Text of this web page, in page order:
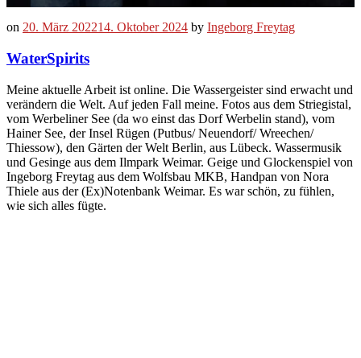
on 20. März 202214. Oktober 2024 by Ingeborg Freytag
WaterSpirits
Meine aktuelle Arbeit ist online. Die Wassergeister sind erwacht und
verändern die Welt. Auf jeden Fall meine. Fotos aus dem Striegistal,
vom Werbeliner See (da wo einst das Dorf Werbelin stand), vom
Hainer See, der Insel Rügen (Putbus/ Neuendorf/ Wreechen/
Thiessow), den Gärten der Welt Berlin, aus Lübeck. Wassermusik
und Gesinge aus dem Ilmpark Weimar. Geige und Glockenspiel von
Ingeborg Freytag aus dem Wolfsbau MKB, Handpan von Nora
Thiele aus der (Ex)Notenbank Weimar. Es war schön, zu fühlen,
wie sich alles fügte.